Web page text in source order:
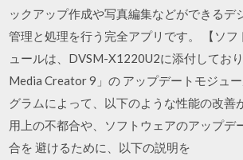
ックアップ作成や写真編集などができるデ
管理と処理を行う完全アプリです。 【ソフ
ュールは、DVSM-X1220U2に添付してお
Media Creator 9」の アップデートモジュ
グラムによって、以下のような性能の改善
用上の不都合や、ソフトウェアのアップデ
合を 避けるために、以下の説明を